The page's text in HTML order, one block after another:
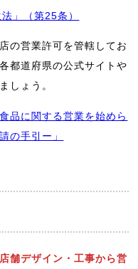
」（第25条）
の営業許可を管轄してお
都道府県の公式サイトや
しょう。
品に関する営業を始めら
の手引ー」
店舗デザイン・工事から営